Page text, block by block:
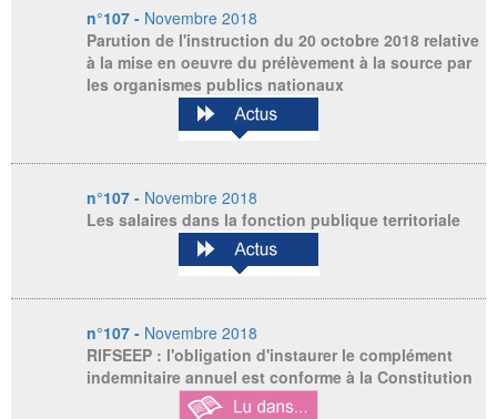
n°107 - Novembre 2018
Parution de l'instruction du 20 octobre 2018 relative
à la mise en oeuvre du prélèvement à la source par
les organismes publics nationaux
n°107 - Novembre 2018
Les salaires dans la fonction publique territoriale
n°107 - Novembre 2018
RIFSEEP : l'obligation d'instaurer le complément
indemnitaire annuel est conforme à la Constitution